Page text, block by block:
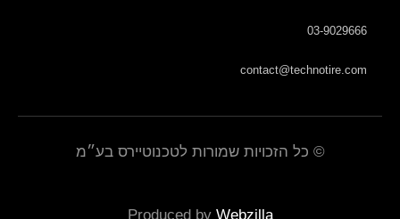
03-9029666
contact@technotire.com
© כל הזכויות שמורות לטכנוטיירס בע״מ
Produced by Webzilla